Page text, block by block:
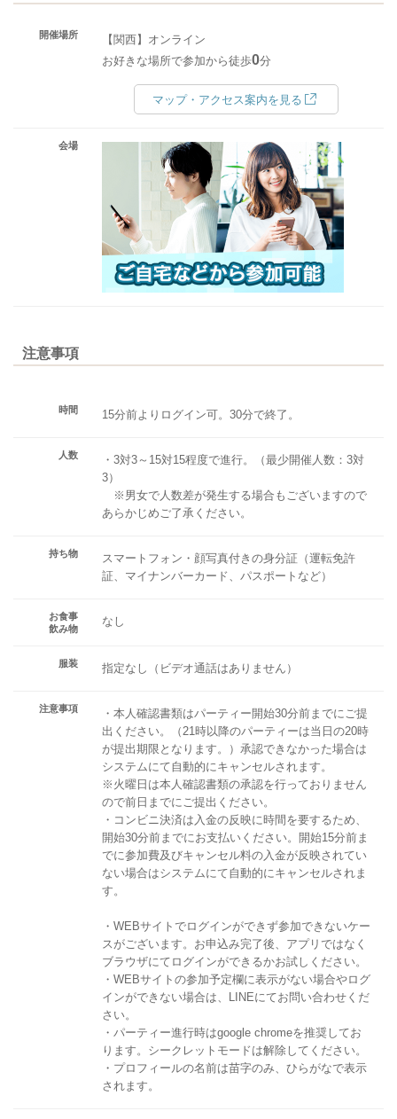
開催場所
【関西】オンライン
お好きな場所で参加から徒歩0分
マップ・アクセス案内を見る
会場
注意事項
時間 15分前よりログイン可。30分で終了。
人数
・3対3～15対15程度で進行。（最少開催人数：3対
3）
※男女で人数差が発生する場合もございますので
あらかじめご了承ください。
持ち物
スマートフォン・顔写真付きの身分証（運転免許
証、マイナンバーカード、パスポートなど）
お食事
飲み物
なし
服装 指定なし（ビデオ通話はありません）
注意事項
・本人確認書類はパーティー開始30分前までにご提
出ください。（21時以降のパーティーは当日の20時
が提出期限となります。）承認できなかった場合は
システムにて自動的にキャンセルされます。
※火曜日は本人確認書類の承認を行っておりません
ので前日までにご提出ください。
・コンビニ決済は入金の反映に時間を要するため、
開始30分前までにお支払いください。開始15分前ま
でに参加費及びキャンセル料の入金が反映されてい
ない場合はシステムにて自動的にキャンセルされま
す。
・WEBサイトでログインができず参加できないケー
スがございます。お申込み完了後、アプリではなく
ブラウザにてログインができるかお試しください。
・WEBサイトの参加予定欄に表示がない場合やログ
インができない場合は、LINEにてお問い合わせくだ
さい。
・パーティー進行時はgoogle chromeを推奨してお
ります。シークレットモードは解除してください。
・プロフィールの名前は苗字のみ、ひらがなで表示
されます。